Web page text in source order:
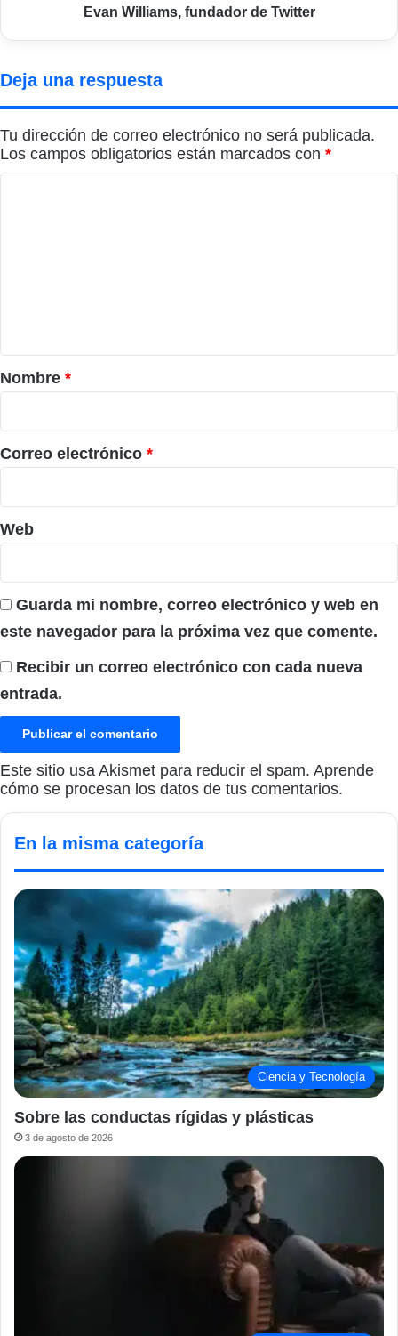
Twitter
Evan Williams, fundador de Twitter
Deja una respuesta
Tu dirección de correo electrónico no será publicada.
Los campos obligatorios están marcados con *
r
i
o
*
Nombre *
Correo electrónico *
Web
Guarda mi nombre, correo electrónico y web en
este navegador para la próxima vez que comente.
Recibir un correo electrónico con cada nueva
entrada.
Este sitio usa Akismet para reducir el spam. Aprende
cómo se procesan los datos de tus comentarios.
En la misma categoría
Ciencia y Tecnología
Sobre las conductas rígidas y plásticas
3 de agosto de 2026